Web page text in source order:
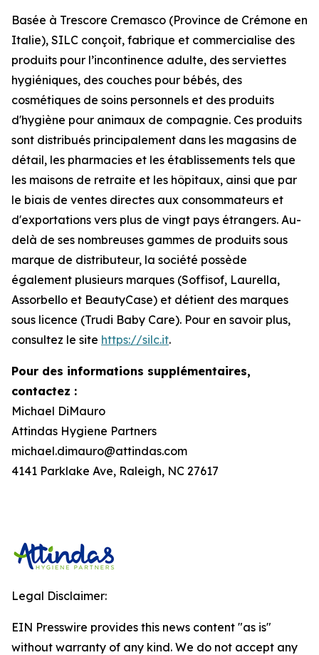
Basée à Trescore Cremasco (Province de Crémone en
Italie), SILC conçoit, fabrique et commercialise des
produits pour l’incontinence adulte, des serviettes
hygiéniques, des couches pour bébés, des
cosmétiques de soins personnels et des produits
d'hygiène pour animaux de compagnie. Ces produits
sont distribués principalement dans les magasins de
détail, les pharmacies et les établissements tels que
les maisons de retraite et les hôpitaux, ainsi que par
le biais de ventes directes aux consommateurs et
d'exportations vers plus de vingt pays étrangers. Au-
delà de ses nombreuses gammes de produits sous
marque de distributeur, la société possède
également plusieurs marques (Soffisof, Laurella,
Assorbello et BeautyCase) et détient des marques
sous licence (Trudi Baby Care). Pour en savoir plus,
consultez le site https://silc.it.
Pour des informations supplémentaires,
contactez :
Michael DiMauro
Attindas Hygiene Partners
michael.dimauro@attindas.com
4141 Parklake Ave, Raleigh, NC 27617
Legal Disclaimer:
EIN Presswire provides this news content "as is"
without warranty of any kind. We do not accept any